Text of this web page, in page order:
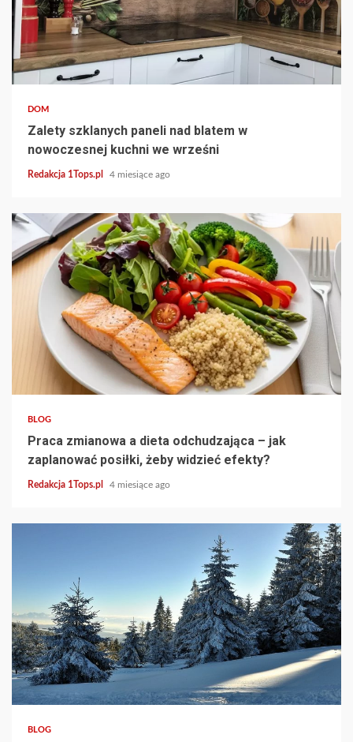
4 min read
DOM
Zalety szklanych paneli nad blatem w
nowoczesnej kuchni we wrześni
Redakcja 1Tops.pl 4 miesiące ago
3 min read
BLOG
Praca zmianowa a dieta odchudzająca – jak
zaplanować posiłki, żeby widzieć efekty?
Redakcja 1Tops.pl 4 miesiące ago
3 min read
BLOG